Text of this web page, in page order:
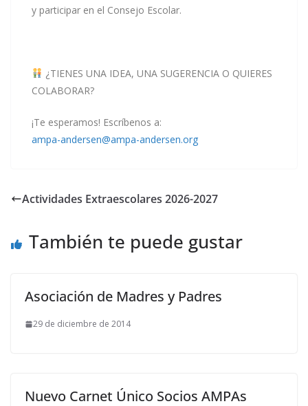
y participar en el Consejo Escolar.
¿TIENES UNA IDEA, UNA SUGERENCIA O QUIERES
COLABORAR?
¡Te esperamos! Escríbenos a:
ampa-andersen@ampa-andersen.org
Actividades Extraescolares 2026-2027
También te puede gustar
Asociación de Madres y Padres
29 de diciembre de 2014
Nuevo Carnet Único Socios AMPAs